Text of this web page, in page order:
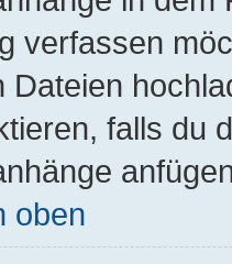
verfassen
Dateien
falls du
oben